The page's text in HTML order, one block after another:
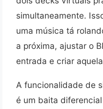
simultaneamente.
uma música tá
a próxima, ajustar o
entrada e criar
A funcionalidade de
é um baita